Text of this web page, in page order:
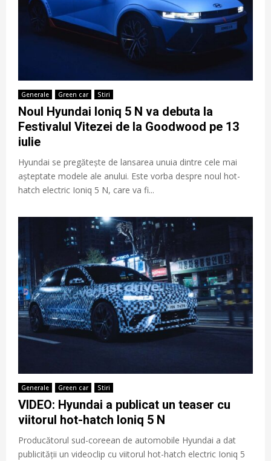
Generale Green car Stiri
Noul Hyundai Ioniq 5 N va debuta la
Festivalul Vitezei de la Goodwood pe 13
iulie
Hyundai se pregătește de lansarea unuia dintre cele mai
așteptate modele ale anului. Este vorba despre noul hot-
hatch electric Ioniq 5 N, care va fi...
Generale Green car Stiri
VIDEO: Hyundai a publicat un teaser cu
viitorul hot-hatch Ioniq 5 N
Producătorul sud-coreean de automobile Hyundai a dat
publicității un videoclip cu viitorul hot-hatch electric Ioniq 5